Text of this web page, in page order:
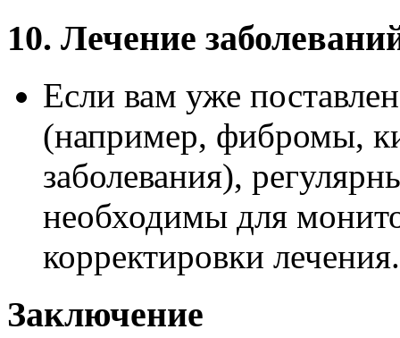
10. Лечение
Если вам уже
(например, фибромы,
заболевания),
необходимы для
корректировки лечения.
Заключение